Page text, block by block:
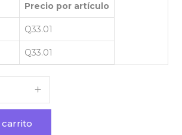
Precio por artículo
Q33.01
Q33.01
carrito